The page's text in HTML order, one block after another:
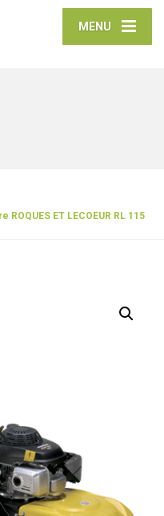
MENU
ET LECOEUR RL 115